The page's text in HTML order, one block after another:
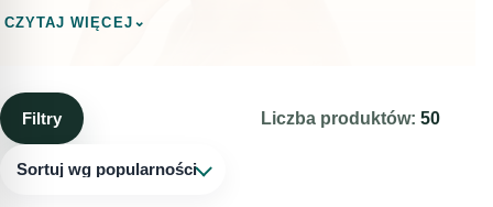
obejmować różne etapy, w tym oczyszczanie, tonizowanie,
pielęgnacji. Zadaniem kosmetyków do twarzy takich jak krem
jest dostarczanie składników odżywczych, utrzymanie
odpowiedniego poziomu nawilżenia skóry, ochrona przed
CZYTAJ WIĘCEJ ⌄
Filtry Liczba produktów: 50
Sortuj wg popularności